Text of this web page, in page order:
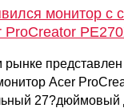
монитор с
ProCreator
рынке
Acer
27?дюймовый